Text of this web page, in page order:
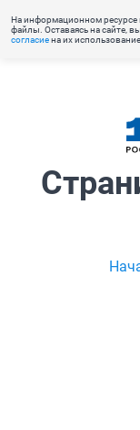
На информационном ресурсе
файлы. Оставаясь на сайте,
согласиена их использование.